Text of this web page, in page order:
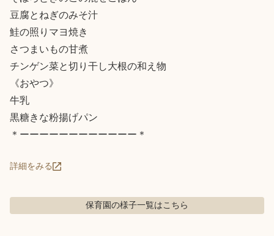
豆腐とねぎのみそ汁
鮭の照りマヨ焼き
さつまいもの甘煮
チンゲン菜と切り干し大根の和え物
《おやつ》
牛乳
黒糖きな粉揚げパン
＊ーーーーーーーーーーーー＊
詳細をみる
保育園の様子一覧はこちら